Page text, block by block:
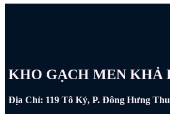
KHO GẠCH MEN KHẢ
Địa Chỉ: 119 Tô Ký, P. Đông Hưng